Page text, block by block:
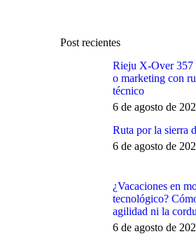
Post recientes
Rieju X-Over 357
o marketing con
técnico
6 de agosto de
Ruta por la sierra
6 de agosto de
¿Vacaciones en
tecnológico?
agilidad ni la
6 de agosto de